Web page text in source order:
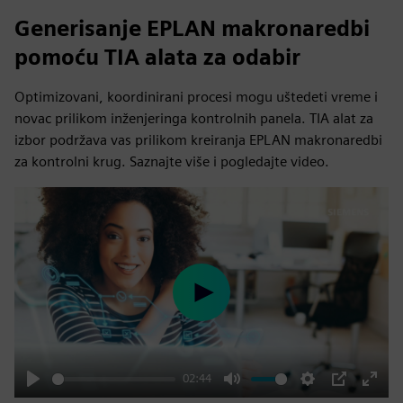
Generisanje EPLAN makronaredbi
pomoću TIA alata za odabir
Optimizovani, koordinirani procesi mogu uštedeti vreme i
novac prilikom inženjeringa kontrolnih panela. TIA alat za
izbor podržava vas prilikom kreiranja EPLAN makronaredbi
za kontrolni krug. Saznajte više i pogledajte video.
Play
02:44
Mute Settings
PIP Enter
Play